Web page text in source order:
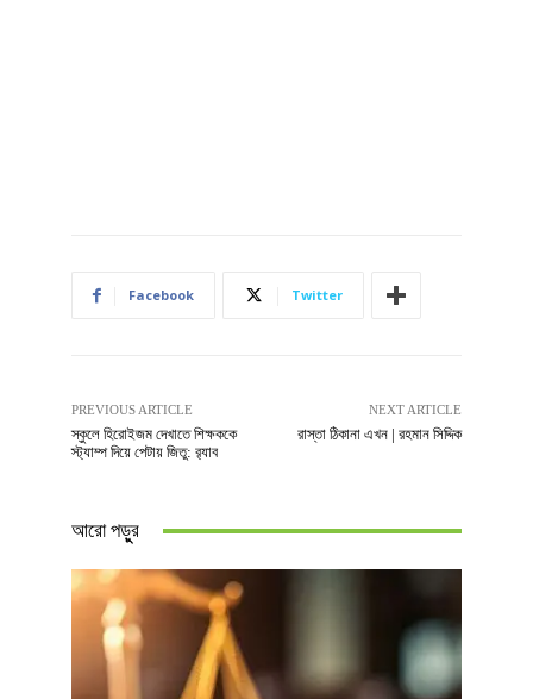
Facebook Twitter
PREVIOUS ARTICLE
স্কুলে হিরোইজম দেখাতে শিক্ষককে
স্ট্যাম্প দিয়ে পেটায় জিতু: র‌্যাব
NEXT ARTICLE
রাস্তা ঠিকানা এখন | রহমান সিদ্দিক
আরো পড়ুুর